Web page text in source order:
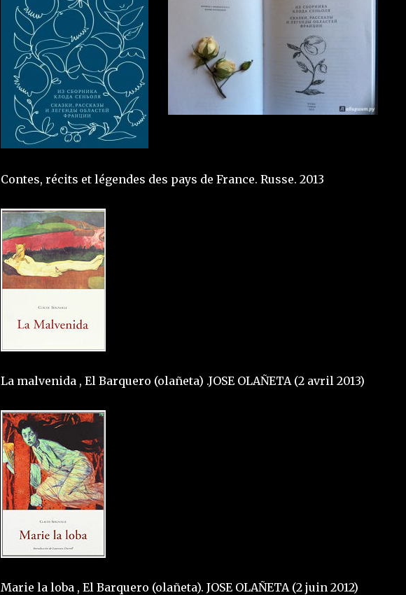
Contes, récits et légendes des pays de France. Russe. 2013
La malvenida , El Barquero (olañeta) .JOSE OLAÑETA (2 avril 2013)
Marie la loba , El Barquero (olañeta). JOSE OLAÑETA (2 juin 2012)